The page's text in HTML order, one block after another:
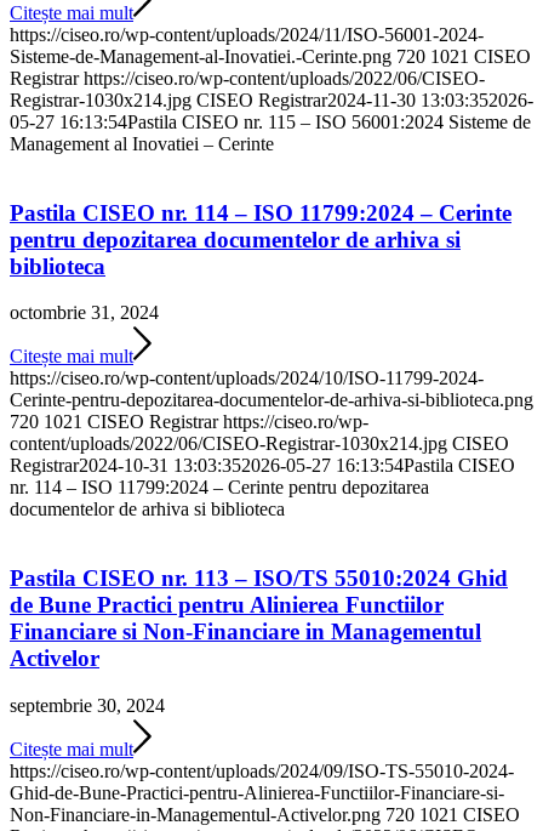
Citește mai mult
https://ciseo.ro/wp-content/uploads/2024/11/ISO-56001-2024-
Sisteme-de-Management-al-Inovatiei.-Cerinte.png 720 1021 CISEO
Registrar https://ciseo.ro/wp-content/uploads/2022/06/CISEO-
Registrar-1030x214.jpg CISEO Registrar2024-11-30 13:03:352026-
05-27 16:13:54Pastila CISEO nr. 115 – ISO 56001:2024 Sisteme de
Management al Inovatiei – Cerinte
Pastila CISEO nr. 114 – ISO 11799:2024 – Cerinte
pentru depozitarea documentelor de arhiva si
biblioteca
octombrie 31, 2024
Citește mai mult
https://ciseo.ro/wp-content/uploads/2024/10/ISO-11799-2024-
Cerinte-pentru-depozitarea-documentelor-de-arhiva-si-biblioteca.png
720 1021 CISEO Registrar https://ciseo.ro/wp-
content/uploads/2022/06/CISEO-Registrar-1030x214.jpg CISEO
Registrar2024-10-31 13:03:352026-05-27 16:13:54Pastila CISEO
nr. 114 – ISO 11799:2024 – Cerinte pentru depozitarea
documentelor de arhiva si biblioteca
Pastila CISEO nr. 113 – ISO/TS 55010:2024 Ghid
de Bune Practici pentru Alinierea Functiilor
Financiare si Non-Financiare in Managementul
Activelor
septembrie 30, 2024
Citește mai mult
https://ciseo.ro/wp-content/uploads/2024/09/ISO-TS-55010-2024-
Ghid-de-Bune-Practici-pentru-Alinierea-Functiilor-Financiare-si-
Non-Financiare-in-Managementul-Activelor.png 720 1021 CISEO